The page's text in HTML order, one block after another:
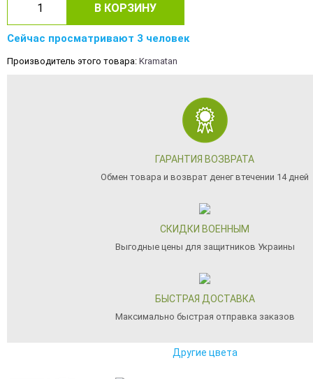
В КОРЗИНУ
Сейчас просматривают 3 человек
Производитель этого товара: Kramatan
ГАРАНТИЯ ВОЗВРАТА
Обмен товара и возврат денег втечении 14 дней
СКИДКИ ВОЕННЫМ
Выгодные цены для защитников Украины
БЫСТРАЯ ДОСТАВКА
Максимально быстрая отправка заказов
Другие цвета